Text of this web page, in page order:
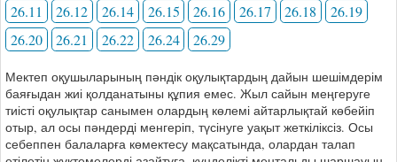
26.11
26.12 26.14 26.15 26.16 26.17 26.18
26.19
26.20
26.21 26.22 26.24 26.29
Мектеп оқушыларының пәндік оқулықтардың дайын шешімдерім
баяғыдан жиі қолданатыны құпия емес. Жыл сайын меңгеруге
тиісті оқулықтар санымен олардың көлемі айтарлықтай көбейіп
отыр, ал осы пәндерді менгеріп, түсінуге уақыт жеткіліксіз. Осы
себеппен балаларға көмектесу мақсатында, олардан талап